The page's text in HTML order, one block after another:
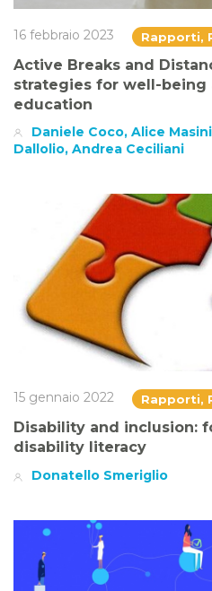
16 febbraio 2023 Rapporti,
Active Breaks and
strategies for well-being
education
Daniele Coco, Alice
Dallolio, Andrea Ceciliani
15 gennaio 2022 Rapporti,
Disability and inclusion:
disability literacy
Donatello Smeriglio